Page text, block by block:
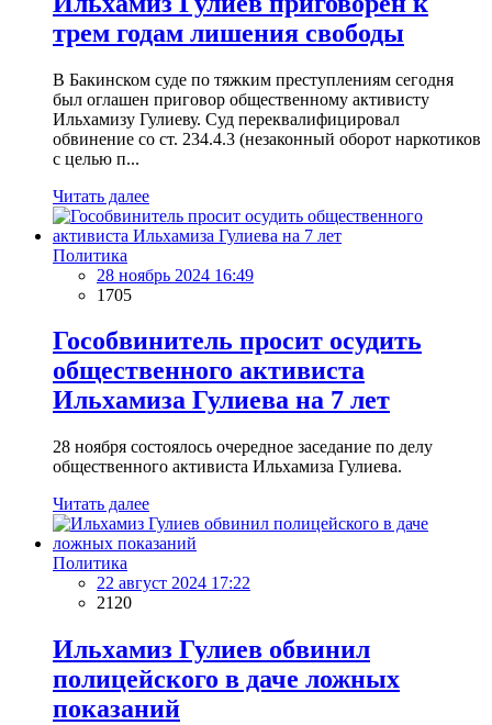
трем годам лишения свободы
В Бакинском суде по тяжким преступлениям сегодня
был оглашен приговор общественному активисту
Ильхамизу Гулиеву. Суд переквалифицировал
обвинение со ст. 234.4.3 (незаконный оборот наркотиков
с целью п...
Читать далее
Политика
28 ноябрь 2024 16:49
1705
Гособвинитель просит осудить
общественного активиста
Ильхамиза Гулиева на 7 лет
28 ноября состоялось очередное заседание по делу
общественного активиста Ильхамиза Гулиева.
Читать далее
Политика
22 август 2024 17:22
2120
Ильхамиз Гулиев обвинил
полицейского в даче ложных
показаний